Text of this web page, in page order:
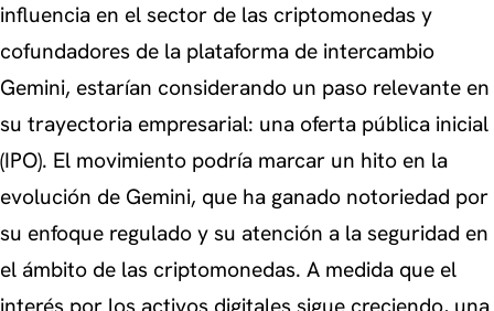
influencia en el sector de las criptomonedas y
cofundadores de la plataforma de intercambio
Gemini, estarían considerando un paso relevante en
su trayectoria empresarial: una oferta pública inicial
(IPO). El movimiento podría marcar un hito en la
evolución de Gemini, que ha ganado notoriedad por
su enfoque regulado y su atención a la seguridad en
el ámbito de las criptomonedas. A medida que el